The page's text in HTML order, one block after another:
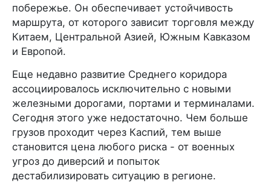
побережье. Он обеспечивает устойчивость
маршрута, от которого зависит торговля между
Китаем, Центральной Азией, Южным Кавказом
и Европой.
Еще недавно развитие Среднего коридора
ассоциировалось исключительно с новыми
железными дорогами, портами и терминалами.
Сегодня этого уже недостаточно. Чем больше
грузов проходит через Каспий, тем выше
становится цена любого риска - от военных
угроз до диверсий и попыток
дестабилизировать ситуацию в регионе.